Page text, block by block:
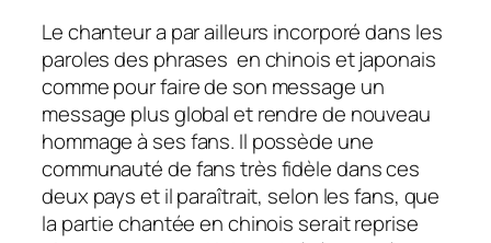
Le chanteur a par ailleurs incorporé dans les
paroles des phrases en chinois et japonais
comme pour faire de son message un
message plus global et rendre de nouveau
hommage à ses fans. Il possède une
communauté de fans très fidèle dans ces
deux pays et il paraîtrait, selon les fans, que
la partie chantée en chinois serait reprise